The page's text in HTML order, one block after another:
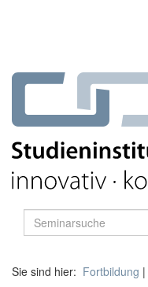
Sie sind hier: Fortbildung |